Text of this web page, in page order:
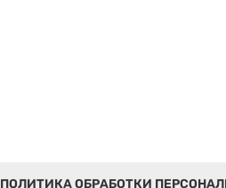
ПОЛИТИКА ОБРАБОТКИ